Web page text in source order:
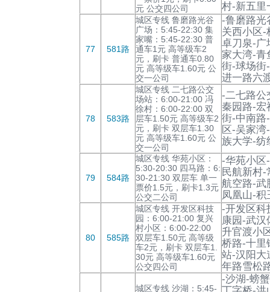
元 公交四公司
村-新五里
77 581路
城区专线 鲁磨路光谷
广场：5:45-22:30 集
家嘴：5:45-22:30 普
通车1元 高等级车2
元，刷卡 普通车0.80
元 高等级车1.60元 公
交一公司
-鲁磨路光
关西小区-
卓刀泉-广
家大湾-青
街-球场街
进一路六
78 583路
城区专线 二七路公交
场站：6:00-21:00 冯
徐村：6:00-22:00 双
层车1.50元 高等级车2
元，刷卡 双层车1.30
元 高等级车1.60元 公
交一公司
-二七路公
秦园路-宏
街-中南路
区-吴家
族大学-纺
79 584路
城区专线 华苑小区：
5:30-20:30 四马路：6:
30-21:30 双层车 单一
票价1.5元，刷卡1.3元
公交二公司
-华苑小区
民航新村
航空路-武
凤凰山-积
80 585路
城区专线 开发区科技
园：6:00-21:00 复兴
村小区：6:00-22:00
双层车1.50元 高等级
车2元，刷卡 双层车1.
30元 高等级车1.60元
公交四公司
-开发区科
康园-武
升官渡小
桥路-十里
站-汉阳大
年路雪松
城区专线 沙湖：5:45-
-沙湖-螃